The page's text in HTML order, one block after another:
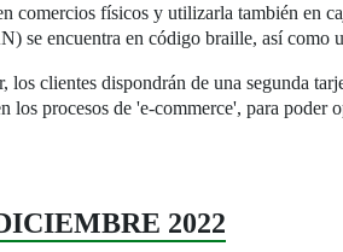
comercios físicos y utilizarla también en
se encuentra en código braille, así como
los clientes dispondrán de una segunda
los procesos de 'e-commerce', para poder
2022